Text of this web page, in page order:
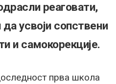
реаговати,
усвоји сопствени
и самокорекције.
прва школа